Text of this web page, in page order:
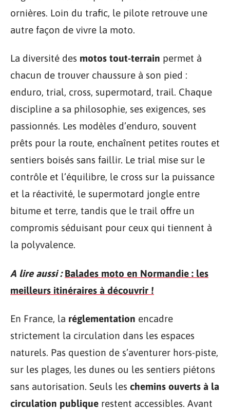
ornières. Loin du trafic, le pilote retrouve une
autre façon de vivre la moto.
La diversité des motos tout-terrain permet à
chacun de trouver chaussure à son pied :
enduro, trial, cross, supermotard, trail. Chaque
discipline a sa philosophie, ses exigences, ses
passionnés. Les modèles d’enduro, souvent
prêts pour la route, enchaînent petites routes et
sentiers boisés sans faillir. Le trial mise sur le
contrôle et l’équilibre, le cross sur la puissance
et la réactivité, le supermotard jongle entre
bitume et terre, tandis que le trail offre un
compromis séduisant pour ceux qui tiennent à
la polyvalence.
A lire aussi : Balades moto en Normandie : les
meilleurs itinéraires à découvrir !
En France, la réglementation encadre
strictement la circulation dans les espaces
naturels. Pas question de s’aventurer hors-piste,
sur les plages, les dunes ou les sentiers piétons
sans autorisation. Seuls les chemins ouverts à la
circulation publique restent accessibles. Avant